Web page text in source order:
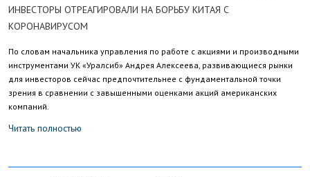
ИНВЕСТОРЫ ОТРЕАГИРОВАЛИ НА БОРЬБУ КИТАЯ С
КОРОНАВИРУСОМ
По словам начальника управления по работе с акциями и производными
инструментами УК «Уралсиб» Андрея Алексеева, развивающиеся рынки
для инвесторов сейчас предпочтительнее с фундаментальной точки
зрения в сравнении с завышенными оценками акций американских
компаний.
Читать полностью